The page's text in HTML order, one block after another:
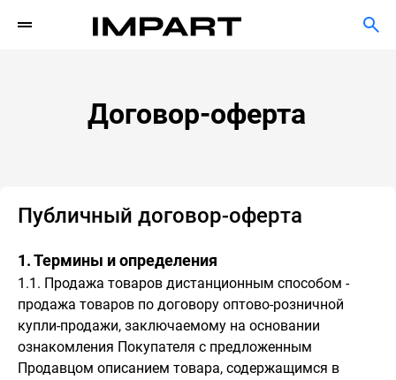
Договор-оферта
Публичный договор-оферта
1. Термины и определения
1.1. Продажа товаров дистанционным способом -
продажа товаров по договору оптово-розничной
купли-продажи, заключаемому на основании
ознакомления Покупателя с предложенным
Продавцом описанием товара, содержащимся в